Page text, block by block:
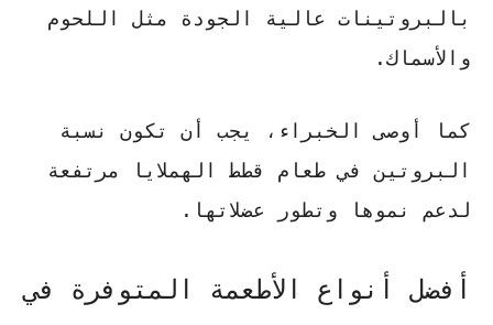
بالبروتينات عالية الجودة مثل اللحوم
والأسماك.
كما أوصى الخبراء ، يجب أن تكون نسبة
البروتين في طعام قطط الهملايا مرتفعة
لدعم نموها وتطور عضلاتها.
أفضل أنواع الأطعمة المتوفرة في